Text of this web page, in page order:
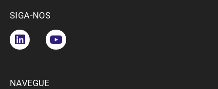
SIGA-NOS
NAVEGUE